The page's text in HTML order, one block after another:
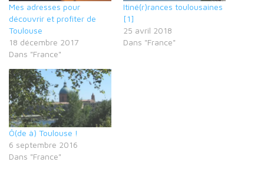
Mes adresses pour
découvrir et profiter de
Toulouse
18 décembre 2017
Dans "France"
Itiné(r)rances toulousaines
[1]
25 avril 2018
Dans "France"
Ô(de à) Toulouse !
6 septembre 2016
Dans "France"